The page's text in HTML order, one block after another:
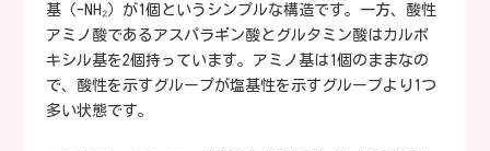
基（-NH₂）が1個というシンプルな構造です。一方、酸性
アミノ酸であるアスパラギン酸とグルタミン酸はカルボ
キシル基を2個持っています。アミノ基は1個のままなの
で、酸性を示すグループが塩基性を示すグループより1つ
多い状態です。